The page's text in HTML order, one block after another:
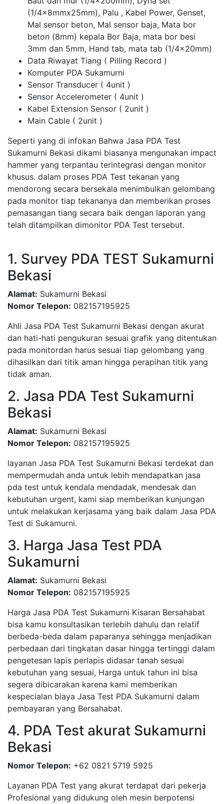
(1/4x8mmx25mm), Palu , Kabel Power, Genset,
Mal sensor beton, Mal sensor baja, Mata bor
beton (8mm) kepala Bor Baja, mata bor besi
3mm dan 5mm, Hand tab, mata tab (1/4x20mm)
Data Riwayat Tiang ( Pilling Record )
Komputer PDA Sukamurni
Sensor Transducer ( 4unit )
Sensor Accelerometer ( 4unit )
Kabel Extension Sensor ( 2unit )
Main Cable ( 2unit )
Seperti yang di infokan Bahwa Jasa PDA Test
Sukamurni Bekasi dikami biasanya mengunakan impact
hammer yang terpantau terintegrasi dengan monitor
khusus. dalam proses PDA Test tekanan yang
mendorong secara bersekala menimbulkan gelombang
pada monitor tiap tekananya dan memberikan proses
pemasangan tiang secara baik dengan laporan yang
telah ditampilkan dimonitor PDA Test tersebut.
1. Survey PDA TEST Sukamurni
Bekasi
Alamat: Sukamurni Bekasi
Nomor Telepon: 082157195925
Ahli Jasa PDA Test Sukamurni Bekasi dengan akurat
dan hati-hati pengukuran sesuai grafik yang ditentukan
pada monitordan harus sesuai tiap gelombang yang
dihasilkan dari titik aman hingga perapihan titik yang
tidak aman.
2. Jasa PDA Test Sukamurni
Bekasi
Alamat: Sukamurni Bekasi
Nomor Telepon: 082157195925
layanan Jasa PDA Test Sukamurni Bekasi terdekat dan
mempermudah anda untuk lebih mendapatkan jasa
pda test untuk kendala mendadak, mendesak dan
kebutuhan urgent, kami siap memberikan kunjungan
untuk melakukan kerjasama yang baik dalam Jasa PDA
Test di Sukamurni.
3. Harga Jasa Test PDA
Sukamurni
Alamat: Sukamurni Bekasi
Nomor Telepon: 082157195925
Harga Jasa PDA Test Sukamurni Kisaran Bersahabat
bisa kamu konsultasikan terlebih dahulu dan relatif
berbeda-beda dalam paparanya sehingga menjadikan
perbedaan dari tingkatan dasar hingga tertinggi dalam
pengetesan lapis perlapis didasar tanah sesuai
kebutuhan yang sesuai, Harga untuk tahun ini bisa
segera dibicarakan karena kami memberikan
kespecialan biaya Jasa Test PDA Sukamurni dalam
pembayaran yang Bersahabat.
4. PDA Test akurat Sukamurni
Bekasi
Nomor Telepon: +62 0821 5719 5925
Layanan PDA Test yang akurat terdapat dari pekerja
Profesional yang didukung oleh mesin berpotensi